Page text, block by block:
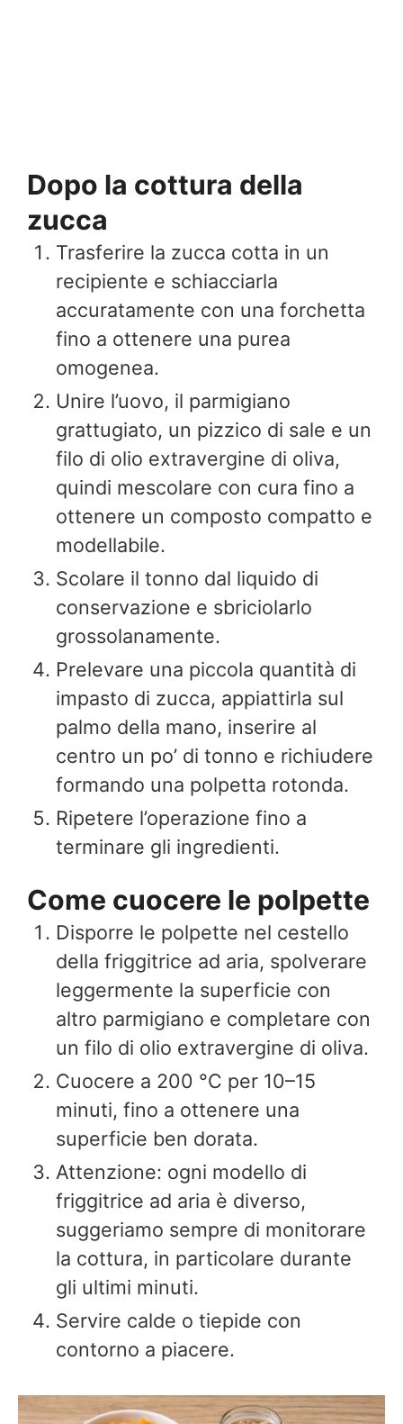
Dopo la cottura della
zucca
Trasferire la zucca cotta in un
recipiente e schiacciarla
accuratamente con una forchetta
fino a ottenere una purea
omogenea.
Unire l’uovo, il parmigiano
grattugiato, un pizzico di sale e un
filo di olio extravergine di oliva,
quindi mescolare con cura fino a
ottenere un composto compatto e
modellabile.
Scolare il tonno dal liquido di
conservazione e sbriciolarlo
grossolanamente.
Prelevare una piccola quantità di
impasto di zucca, appiattirla sul
palmo della mano, inserire al
centro un po’ di tonno e richiudere
formando una polpetta rotonda.
Ripetere l’operazione fino a
terminare gli ingredienti.
Come cuocere le polpette
Disporre le polpette nel cestello
della friggitrice ad aria, spolverare
leggermente la superficie con
altro parmigiano e completare con
un filo di olio extravergine di oliva.
Cuocere a 200 °C per 10–15
minuti, fino a ottenere una
superficie ben dorata.
Attenzione: ogni modello di
friggitrice ad aria è diverso,
suggeriamo sempre di monitorare
la cottura, in particolare durante
gli ultimi minuti.
Servire calde o tiepide con
contorno a piacere.